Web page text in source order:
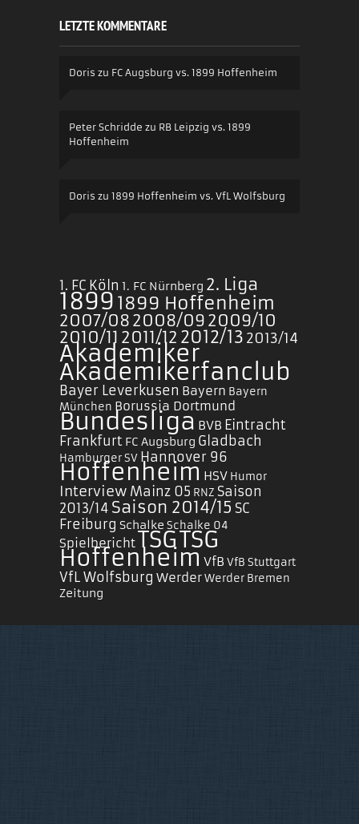
LETZTE KOMMENTARE
Doris zu FC Augsburg vs. 1899 Hoffenheim
Peter Schridde zu RB Leipzig vs. 1899
Hoffenheim
Doris zu 1899 Hoffenheim vs. VfL Wolfsburg
1. FC Köln 1. FC Nürnberg 2. Liga
1899 1899 Hoffenheim
2007/082008/092009/10
2010/11 2011/12 2012/13 2013/14
Akademiker
Akademikerfanclub
Bayer Leverkusen Bayern Bayern
München Borussia Dortmund
Bundesliga BVB Eintracht
Frankfurt FC Augsburg Gladbach
Hamburger SV Hannover 96
Hoffenheim HSV Humor
Interview Mainz 05 RNZ Saison
2013/14 Saison 2014/15 SC
Freiburg Schalke Schalke 04
SpielberichtTSGTSG
Hoffenheim VfB VfB Stuttgart
VfL Wolfsburg WerderWerder Bremen
Zeitung